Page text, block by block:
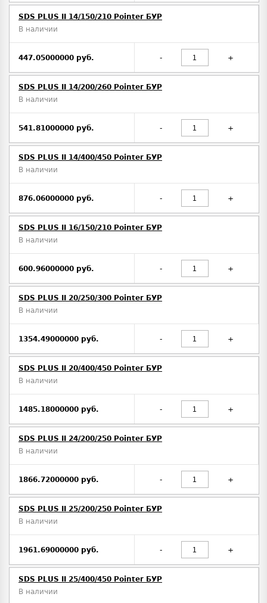
SDS PLUS II 14/150/210 Pointer БУР
В наличии
447.05000000 руб. - +
SDS PLUS II 14/200/260 Pointer БУР
В наличии
541.81000000 руб. - +
SDS PLUS II 14/400/450 Pointer БУР
В наличии
876.06000000 руб. - +
SDS PLUS II 16/150/210 Pointer БУР
В наличии
600.96000000 руб. - +
SDS PLUS II 20/250/300 Pointer БУР
В наличии
1354.49000000 руб. - +
SDS PLUS II 20/400/450 Pointer БУР
В наличии
1485.18000000 руб. - +
SDS PLUS II 24/200/250 Pointer БУР
В наличии
1866.72000000 руб. - +
SDS PLUS II 25/200/250 Pointer БУР
В наличии
1961.69000000 руб. - +
SDS PLUS II 25/400/450 Pointer БУР
В наличии